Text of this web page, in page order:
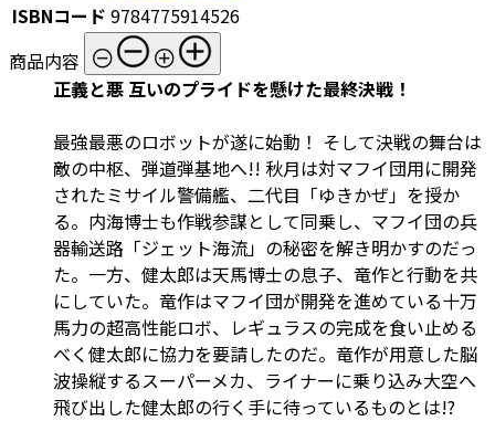
ISBNコード 9784775914526
商品内容
正義と悪 互いのプライドを懸けた最終決戦！
最強最悪のロボットが遂に始動！ そして決戦の舞台は
敵の中枢、弾道弾基地へ!! 秋月は対マフイ団用に開発
されたミサイル警備艦、二代目「ゆきかぜ」を授か
る。内海博士も作戦参謀として同乗し、マフイ団の兵
器輸送路「ジェット海流」の秘密を解き明かすのだっ
た。一方、健太郎は天馬博士の息子、竜作と行動を共
にしていた。竜作はマフイ団が開発を進めている十万
馬力の超高性能ロボ、レギュラスの完成を食い止める
べく健太郎に協力を要請したのだ。竜作が用意した脳
波操縦するスーパーメカ、ライナーに乗り込み大空へ
飛び出した健太郎の行く手に待っているものとは!?